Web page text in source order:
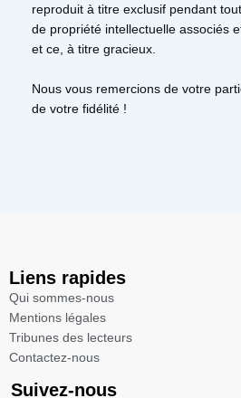
reproduit à titre exclusif pendant
de propriété intellectuelle associés
et ce, à titre gracieux.
Nous vous remercions de votre
de votre fidélité !
Liens rapides
Qui sommes-nous
Mentions légales​
Tribunes des lecteurs​
Contactez-nous
Suivez-nous